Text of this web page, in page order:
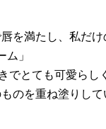
を満たし、私だけ
ム」
でとても可愛らし
のを重ね塗りして